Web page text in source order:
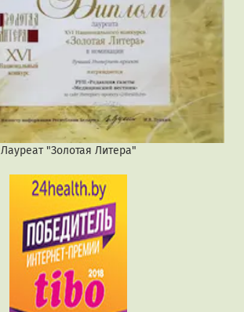
Лауреат "Золотая Литера"